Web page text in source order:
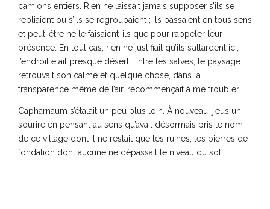
camions entiers. Rien ne laissait jamais supposer s’ils se
repliaient ou s’ils se regroupaient ; ils passaient en tous sens
et peut-être ne le faisaient-ils que pour rappeler leur
présence. En tout cas, rien ne justifiait qu’ils s’attardent ici,
l’endroit était presque désert. Entre les salves, le paysage
retrouvait son calme et quelque chose, dans la
transparence même de l’air, recommençait à me troubler.
Capharnaüm s’étalait un peu plus loin. À nouveau, j’eus un
sourire en pensant au sens qu’avait désormais pris le nom
de ce village dont il ne restait que les ruines, les pierres de
fondation dont aucune ne dépassait le niveau du sol.
Quelques dizaines de mètres carrés de petites maisons et